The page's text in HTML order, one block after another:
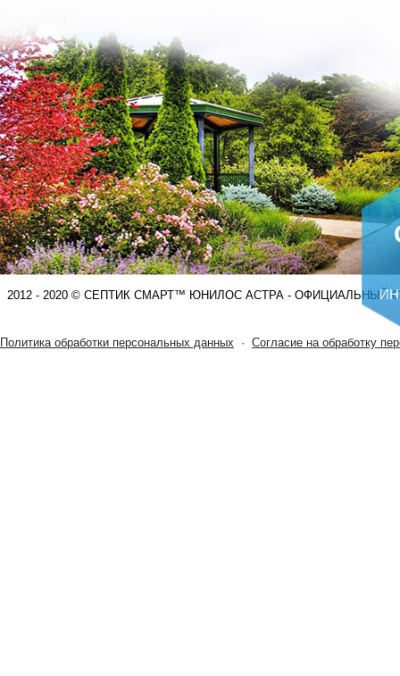
2012 - 2020 © СЕПТИК СМАРТ™ ЮНИЛОС АСТРА - ОФИЦИАЛЬНЫЙ
Политика обработки персональных данных · Согласие на обработку
РАСЧЕТ СМЕТЫ ОНЛАЙН!